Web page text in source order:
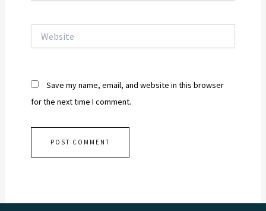
Save my name, email, and website in this browser
for the next time I comment.